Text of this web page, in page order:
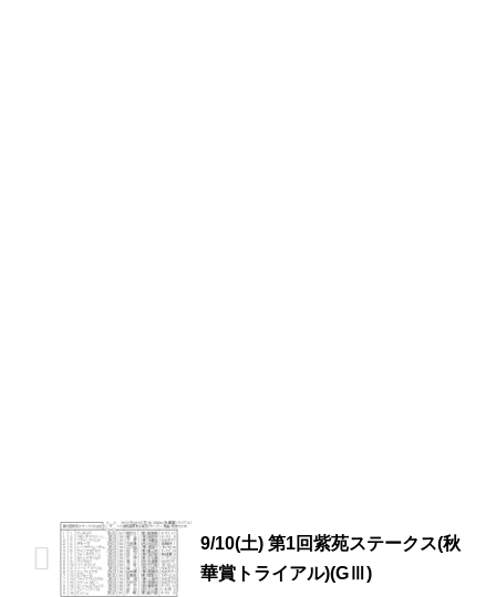
9/10(土) 第1回紫苑ステークス(秋
華賞トライアル)(GⅢ)